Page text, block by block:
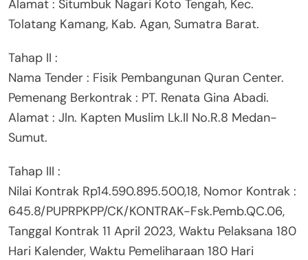
Alamat : Situmbuk Nagari Koto Tengah, Kec.
Tolatang Kamang, Kab. Agan, Sumatra Barat.
Tahap II :
Nama Tender : Fisik Pembangunan Quran Center.
Pemenang Berkontrak : PT. Renata Gina Abadi.
Alamat : Jln. Kapten Muslim Lk.II No.R.8 Medan-
Sumut.
Tahap III :
Nilai Kontrak Rp14.590.895.500,18, Nomor Kontrak :
645.8/PUPRPKPP/CK/KONTRAK-Fsk.Pemb.QC.06,
Tanggal Kontrak 11 April 2023, Waktu Pelaksana 180
Hari Kalender, Waktu Pemeliharaan 180 Hari